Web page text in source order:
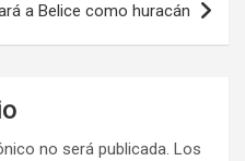
a Belice como huracán
no será publicada. Los